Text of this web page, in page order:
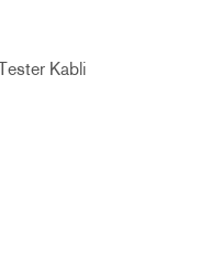
Kabli